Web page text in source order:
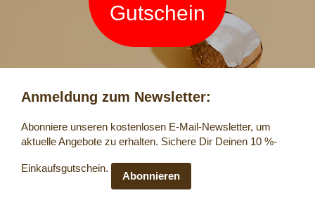
Gutschein
Anmeldung zum Newsletter:
Abonniere unseren kostenlosen E-Mail-Newsletter, um
aktuelle Angebote zu erhalten. Sichere Dir Deinen 10 %-
Einkaufsgutschein.
Abonnieren